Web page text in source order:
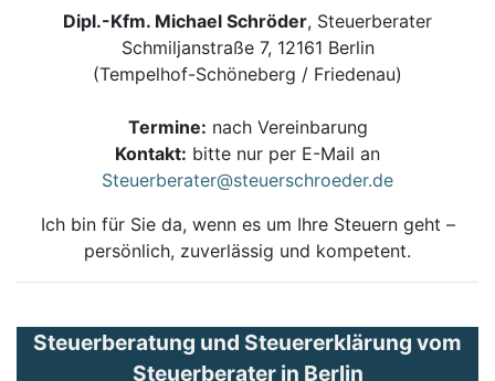
Dipl.-Kfm. Michael Schröder, Steuerberater
Schmiljanstraße 7, 12161 Berlin
(Tempelhof-Schöneberg / Friedenau)
Termine: nach Vereinbarung
Kontakt: bitte nur per E-Mail an
Steuerberater@steuerschroeder.de
Ich bin für Sie da, wenn es um Ihre Steuern geht –
persönlich, zuverlässig und kompetent.
Steuerberatung und Steuererklärung vom
Steuerberater in Berlin